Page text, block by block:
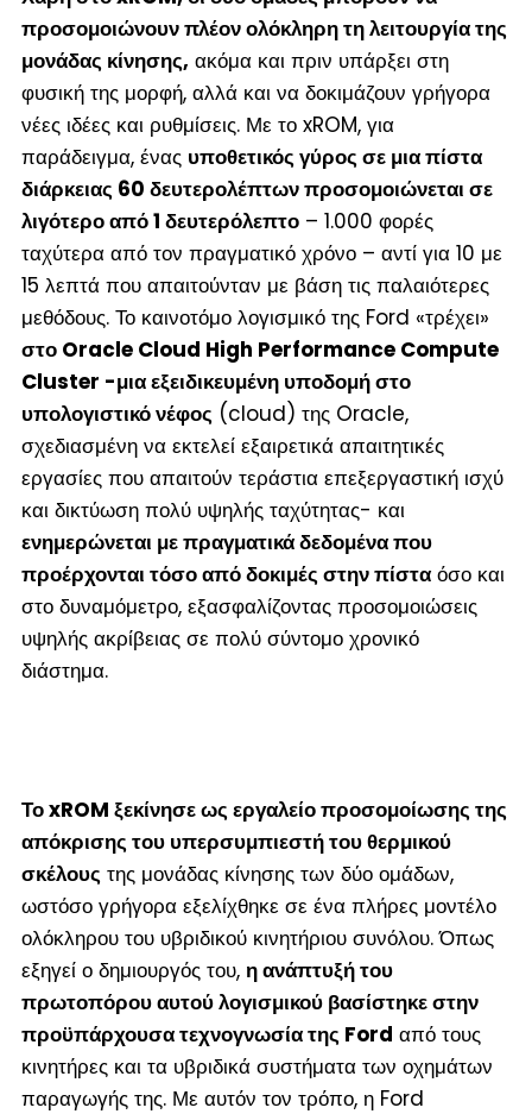
προσομοιώνουν πλέον ολόκληρη τη λειτουργία της
μονάδας κίνησης, ακόμα και πριν υπάρξει στη
φυσική της μορφή, αλλά και να δοκιμάζουν γρήγορα
νέες ιδέες και ρυθμίσεις. Με το xROM, για
παράδειγμα, ένας υποθετικός γύρος σε μια πίστα
διάρκειας 60 δευτερολέπτων προσομοιώνεται σε
λιγότερο από 1 δευτερόλεπτο– 1.000 φορές
ταχύτερα από τον πραγματικό χρόνο – αντί για 10 με
15 λεπτά που απαιτούνταν με βάση τις παλαιότερες
μεθόδους. Το καινοτόμο λογισμικό της Ford «τρέχει»
στο Oracle Cloud High Performance Compute
Cluster -μια εξειδικευμένη υποδομή στο
υπολογιστικό νέφος(cloud) της Oracle,
σχεδιασμένη να εκτελεί εξαιρετικά απαιτητικές
εργασίες που απαιτούν τεράστια επεξεργαστική ισχύ
και δικτύωση πολύ υψηλής ταχύτητας- και
ενημερώνεται με πραγματικά δεδομένα που
προέρχονται τόσο από δοκιμές στην πίσταόσο και
στο δυναμόμετρο, εξασφαλίζοντας προσομοιώσεις
υψηλής ακρίβειας σε πολύ σύντομο χρονικό
διάστημα.
Το xROM ξεκίνησε ως εργαλείο προσομοίωσης της
απόκρισης του υπερσυμπιεστή του θερμικού
σκέλουςτης μονάδας κίνησης των δύο ομάδων,
ωστόσο γρήγορα εξελίχθηκε σε ένα πλήρες μοντέλο
ολόκληρου του υβριδικού κινητήριου συνόλου. Όπως
εξηγεί ο δημιουργός του, η ανάπτυξή του
πρωτοπόρου αυτού λογισμικού βασίστηκε στην
προϋπάρχουσα τεχνογνωσία της Ford από τους
κινητήρες και τα υβριδικά συστήματα των οχημάτων
παραγωγής της. Με αυτόν τον τρόπο, η Ford